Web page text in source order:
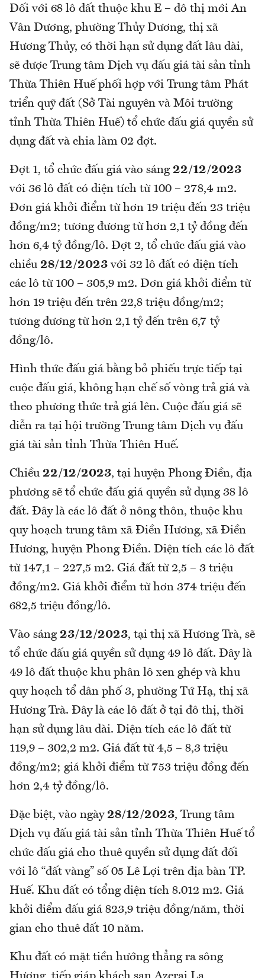
Đối với 68 lô đất thuộc khu E – đô thị mới An
Vân Dương, phường Thủy Dương, thị xã
Hương Thủy, có thời hạn sử dụng đất lâu dài,
sẽ được Trung tâm Dịch vụ đấu giá tài sản tỉnh
Thừa Thiên Huế phối hợp với Trung tâm Phát
triển quỹ đất (Sở Tài nguyên và Môi trường
tỉnh Thừa Thiên Huế) tổ chức đấu giá quyền sử
dụng đất và chia làm 02 đợt.
Đợt 1, tổ chức đấu giá vào sáng 22/12/2023
với 36 lô đất có diện tích từ 100 – 278,4 m2.
Đơn giá khởi điểm từ hơn 19 triệu đến 23 triệu
đồng/m2; tương đương từ hơn 2,1 tỷ đồng đến
hơn 6,4 tỷ đồng/lô. Đợt 2, tổ chức đấu giá vào
chiều 28/12/2023 với 32 lô đất có diện tích
các lô từ 100 – 305,9 m2. Đơn giá khởi điểm từ
hơn 19 triệu đến trên 22,8 triệu đồng/m2;
tương đương từ hơn 2,1 tỷ đến trên 6,7 tỷ
đồng/lô.
Hình thức đấu giá bằng bỏ phiếu trực tiếp tại
cuộc đấu giá, không hạn chế số vòng trả giá và
theo phương thức trả giá lên. Cuộc đấu giá sẽ
diễn ra tại hội trường Trung tâm Dịch vụ đấu
giá tài sản tỉnh Thừa Thiên Huế.
Chiều 22/12/2023, tại huyện Phong Điền, địa
phương sẽ tổ chức đấu giá quyền sử dụng 38 lô
đất. Đây là các lô đất ở nông thôn, thuộc khu
quy hoạch trung tâm xã Điền Hương, xã Điền
Hương, huyện Phong Điền. Diện tích các lô đất
từ 147,1 – 227,5 m2. Giá đất từ 2,5 – 3 triệu
đồng/m2. Giá khởi điểm từ hơn 374 triệu đến
682,5 triệu đồng/lô.
Vào sáng 23/12/2023, tại thị xã Hương Trà, sẽ
tổ chức đấu giá quyền sử dụng 49 lô đất. Đây là
49 lô đất thuộc khu phân lô xen ghép và khu
quy hoạch tổ dân phố 3, phường Tứ Hạ, thị xã
Hương Trà. Đây là các lô đất ở tại đô thị, thời
hạn sử dụng lâu dài. Diện tích các lô đất từ
119,9 – 302,2 m2. Giá đất từ 4,5 – 8,3 triệu
đồng/m2; giá khởi điểm từ 753 triệu đồng đến
hơn 2,4 tỷ đồng/lô.
Đặc biệt, vào ngày 28/12/2023, Trung tâm
Dịch vụ đấu giá tài sản tỉnh Thừa Thiên Huế tổ
chức đấu giá cho thuê quyền sử dụng đất đối
với lô “đất vàng” số 05 Lê Lợi trên địa bàn TP.
Huế. Khu đất có tổng diện tích 8.012 m2. Giá
khởi điểm đấu giá 823,9 triệu đồng/năm, thời
gian cho thuê đất 10 năm.
Khu đất có mặt tiền hướng thẳng ra sông